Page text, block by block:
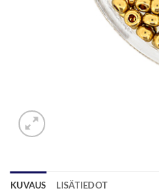
KUVAUS LISÄTIEDOT